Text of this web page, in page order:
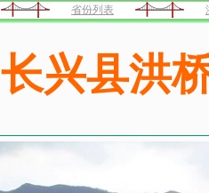
省份列表
长兴县洪